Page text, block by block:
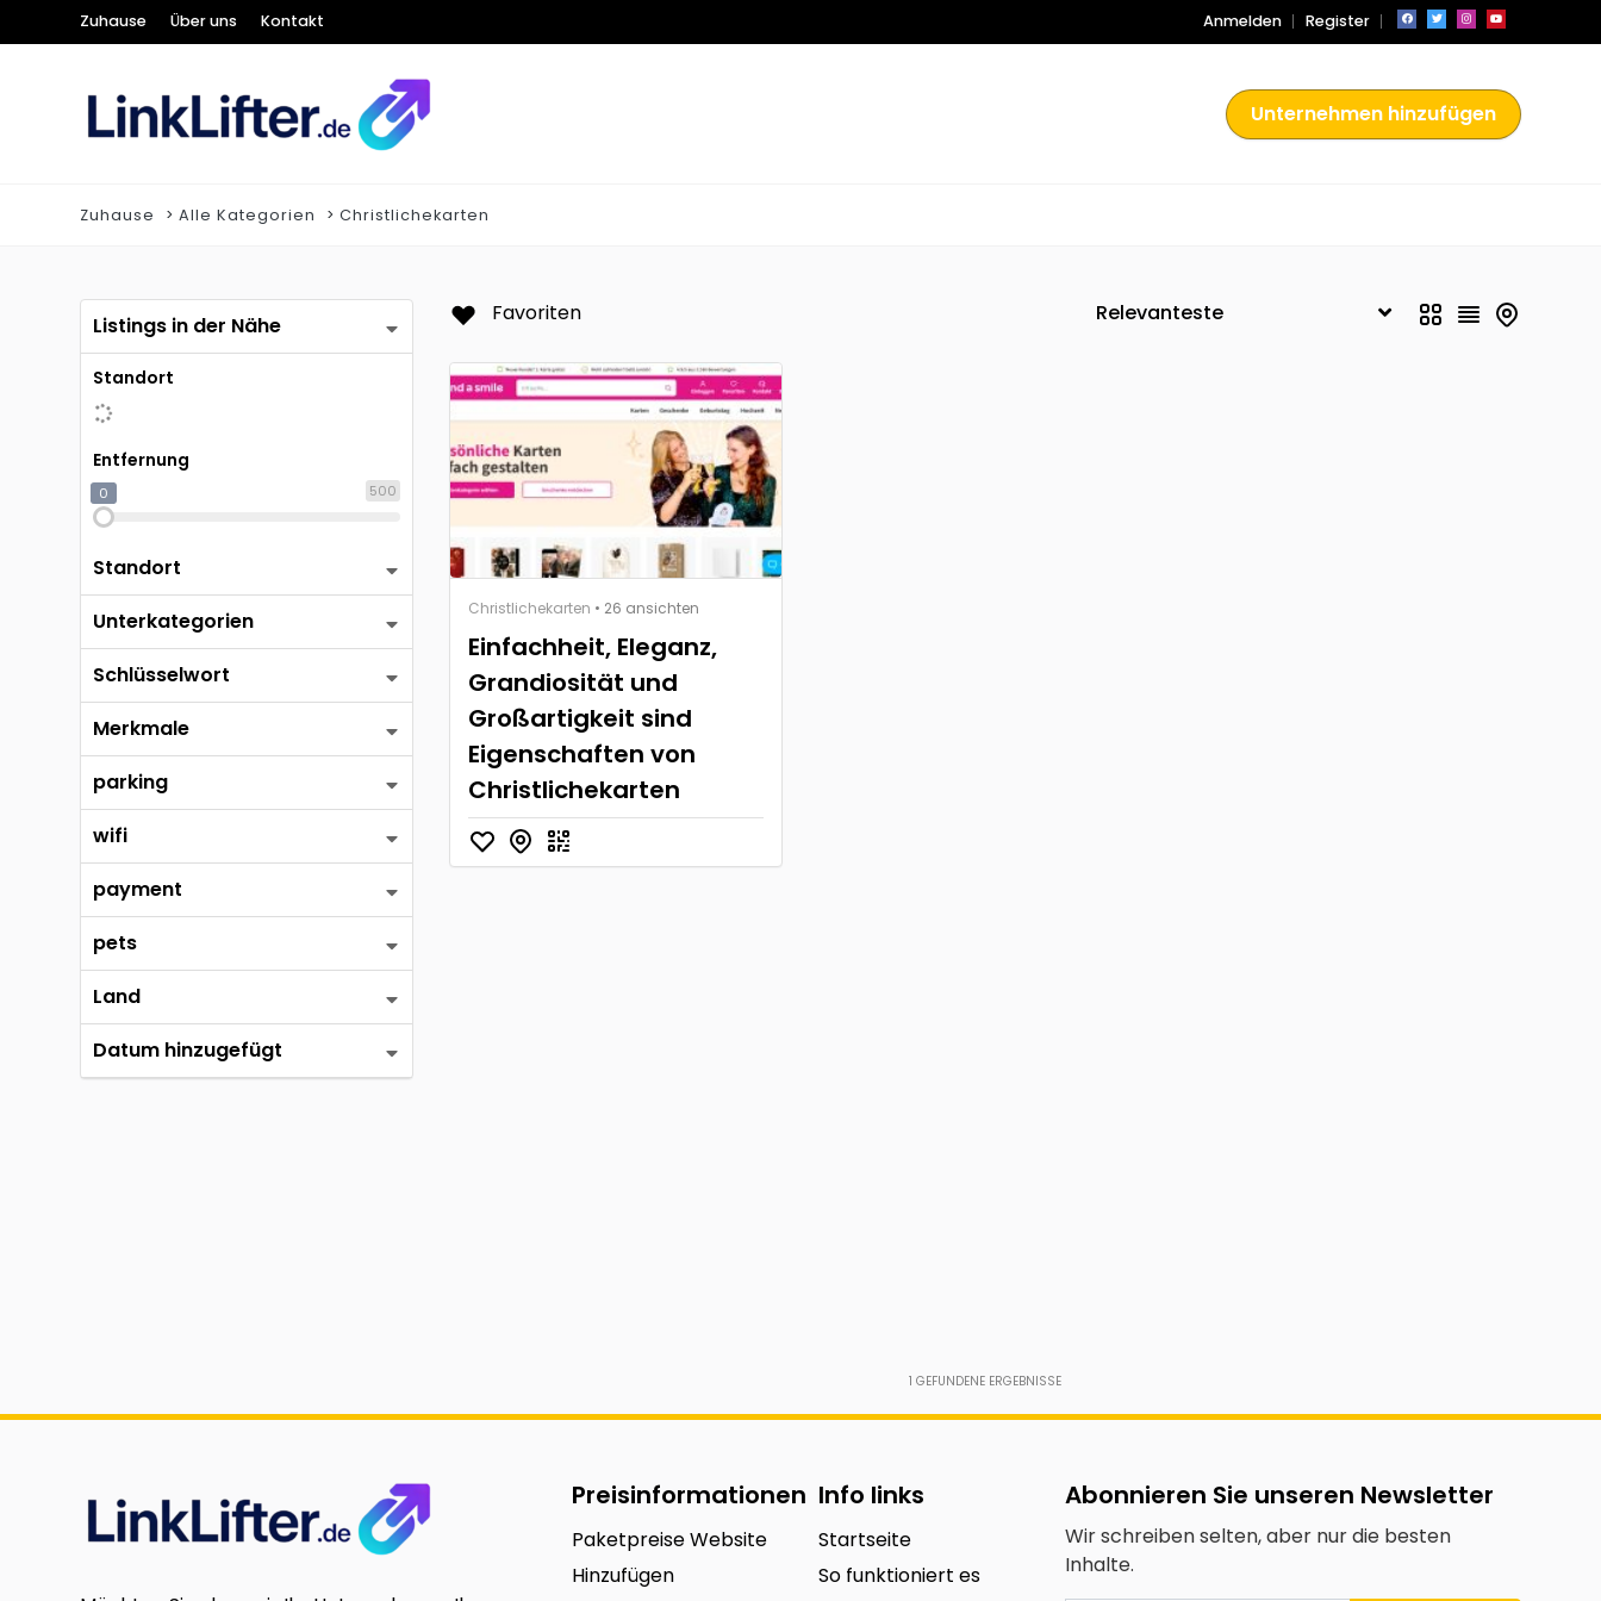
Zuhause Über uns Kontakt Anmelden Register
Unternehmen hinzufügen
Zuhause Alle Kategorien Christlichekarten
Listings in der Nähe
Standort
Entfernung
500
0
Standort
Unterkategorien
Schlüsselwort
Merkmale
parking
wifi
payment
pets
Land
Datum hinzugefügt
Favoriten
Christlichekarten • 26 ansichten
Einfachheit, Eleganz,
Grandiosität und
Großartigkeit sind
Eigenschaften von
Christlichekarten
1 GEFUNDENE ERGEBNISSE
Preisinformationen
Paketpreise Website
Hinzufügen
Info links
Startseite
So funktioniert es
Abonnieren Sie unseren Newsletter
Wir schreiben selten, aber nur die besten
Inhalte.